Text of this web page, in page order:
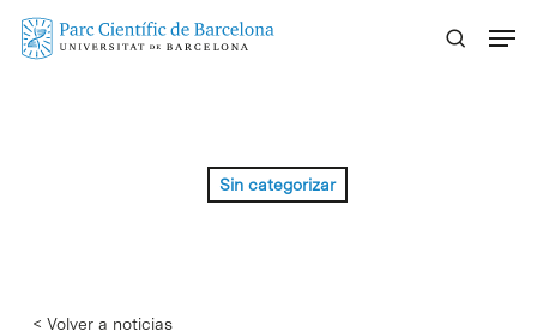
Skip
Sin categorizar
< Volver a noticias